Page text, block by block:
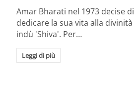
Amar Bharati nel 1973 decise di
dedicare la sua vita alla divinità
indù 'Shiva'. Per…
Leggi di più